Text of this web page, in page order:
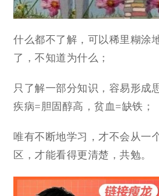
什么都不了解，可以稀里糊涂
了，不知道为什么；
只了解一部分知识，容易形成
疾病=胆固醇高，贫血=缺铁；
唯有不断地学习，才不会从一
区，才能看得更清楚，共勉。